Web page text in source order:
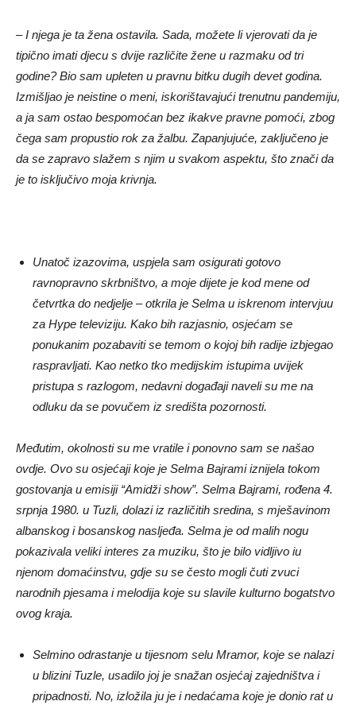
– I njega je ta žena ostavila. Sada, možete li vjerovati da je
tipično imati djecu s dvije različite žene u razmaku od tri
godine? Bio sam upleten u pravnu bitku dugih devet godina.
Izmišljao je neistine o meni, iskorištavajući trenutnu pandemiju,
a ja sam ostao bespomoćan bez ikakve pravne pomoći, zbog
čega sam propustio rok za žalbu. Zapanjujuće, zaključeno je
da se zapravo slažem s njim u svakom aspektu, što znači da
je to isključivo moja krivnja.
Unatoč izazovima, uspjela sam osigurati gotovo
ravnopravno skrbništvo, a moje dijete je kod mene od
četvrtka do nedjelje – otkrila je Selma u iskrenom intervjuu
za Hype televiziju. Kako bih razjasnio, osjećam se
ponukanim pozabaviti se temom o kojoj bih radije izbjegao
raspravljati. Kao netko tko medijskim istupima uvijek
pristupa s razlogom, nedavni događaji naveli su me na
odluku da se povučem iz središta pozornosti.
Međutim, okolnosti su me vratile i ponovno sam se našao
ovdje. Ovo su osjećaji koje je Selma Bajrami iznijela tokom
gostovanja u emisiji “Amidži show”. Selma Bajrami, rođena 4.
srpnja 1980. u Tuzli, dolazi iz različitih sredina, s mješavinom
albanskog i bosanskog nasljeđa. Selma je od malih nogu
pokazivala veliki interes za muziku, što je bilo vidljivo iu
njenom domaćinstvu, gdje su se često mogli čuti zvuci
narodnih pjesama i melodija koje su slavile kulturno bogatstvo
ovog kraja.
Selmino odrastanje u tijesnom selu Mramor, koje se nalazi
u blizini Tuzle, usadilo joj je snažan osjećaj zajedništva i
pripadnosti. No, izložila ju je i nedaćama koje je donio rat u